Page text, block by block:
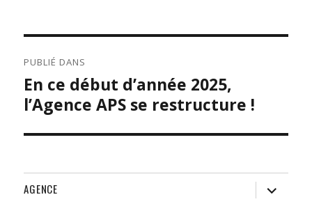
DE
L’ARTICLE
PUBLIÉ DANS
En ce début d’année 2025,
l’Agence APS se restructure !
AGENCE ouvrir
le